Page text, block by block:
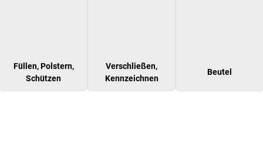
Füllen, Polstern,
Schützen
Verschließen,
Kennzeichnen
Beutel